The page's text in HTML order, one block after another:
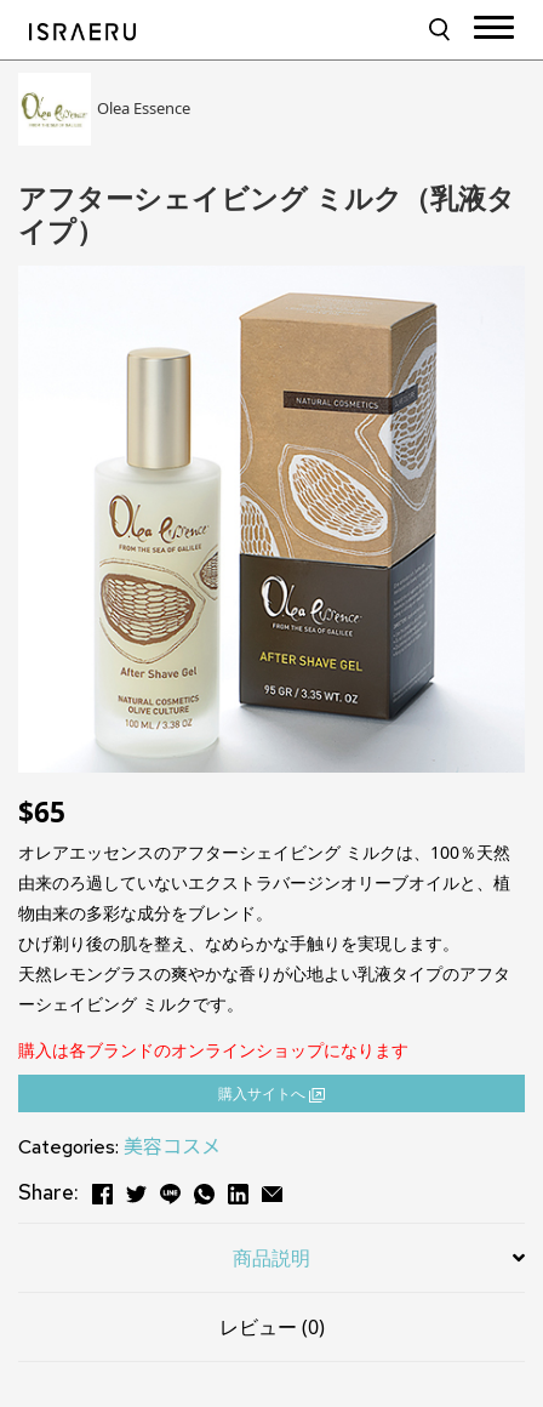
Olea Essence
アフターシェイビング ミルク（乳液タ
イプ）
$65
オレアエッセンスのアフターシェイビング ミルクは、100％天然
由来のろ過していないエクストラバージンオリーブオイルと、植
物由来の多彩な成分をブレンド。
ひげ剃り後の肌を整え、なめらかな手触りを実現します。
天然レモングラスの爽やかな香りが心地よい乳液タイプのアフタ
ーシェイビング ミルクです。
購入は各ブランドのオンラインショップになります
購⼊サイトへ
Categories: 美容コスメ
Share:
商品説明
レビュー (0)